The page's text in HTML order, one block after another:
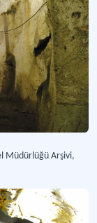
Müdürlüğü Arşivi,